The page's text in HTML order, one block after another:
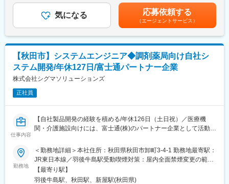
開発および販売を手掛ける同社にて、ネットワーク・セキュリテ
ィ構築やハードウェア保守を担当いただきます。入社後の適性や
希望に応じて、以下いずれかの業務、または複合的な業務に振り
＜ネットワーク・セキュリティ業務＞
・プリセールス（営業同行または単独での、ヒアリング／要件定
義／提案書・見積作成／プレゼン）
・設計（物理構成・論理構成の設計）
・機器（UTMや各種ネットワークスイッチ等）の設定、設置
・保守運用
・最新セキュリティ動向の調査・標準化（ニュース等で報じられ
る重大インシデントの分析と、医療機関向けの独自構築ガイドラ
インへの反映・アップデート）
・顧客が利用するＩＴ機器（サーバ、ネットワーク、PC等）の障
害発生時の対応
・導入いただいた顧客先へ定期訪問しメンテナンス
・システム導入時の設置作業・配線作業等
気になる 応募依頼する
（エージェントサービス）
【秋田市】システムエンジニア◆調剤薬局向け自社シ
ステム開発/年休127日/富士通パートナー企業
株式会社シグマソリューションズ
正社員
仕事内容
【自社製品開発の経験を積める/年休126日（土日祝）／医療機
関・介護施設向けには、富士通(株)のパートナー企業として活動／
自社開発システムの調剤薬局向けシステム「Elixir S」の開発のほ
か、適性に応じて自社のネットワークやIT資産の管理もお任せし
ます。
勤務地
＜勤務地詳細＞本社住所：秋田県秋田市卸町3-4-1 勤務地最寄駅：
JR東日本線／羽後牛島駅受動喫煙対策：屋内全面禁煙変更の範
囲：会社の定める事業所
【最寄り駅】
羽後牛島駅、秋田駅、新屋駅(秋田県)